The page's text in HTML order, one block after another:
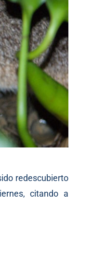
redescubierto
citando a